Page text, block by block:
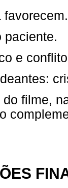
favorecem.
paciente.
e
do filme,